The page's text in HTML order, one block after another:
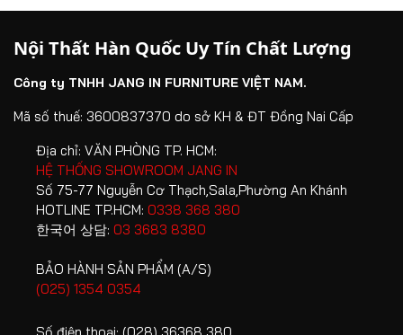
tổ ấm toàn diện với thiết kế chuẩn Hàn Quốc, chất lượng
không gian sống. Không chỉ chú trọng tính thẩm mỹ, Jang
In còn đề cao yếu tố an toàn thông qua việc minh bạch
nguồn gốc nguyên vật liệu và các tiêu chuẩn kiểm định
chất lượng nghiêm ngặt.
1. Vì sao nội thất Hàn Quốc được ưu
chuộng trong không gian sống hiện đại?
Phong cách nội thất Hàn Quốc nổi tiếng với sự cân bằng
Thiết kế tối giản nhưng sang trọng
Loại bỏ những chi tiết cầu kỳ không cần thiết, nội thất
Nội Thất Hàn Quốc Uy Tín Chất Lượng
Công ty TNHH JANG IN FURNITURE VIỆT NAM.
Mã số thuế: 3600837370 do sở KH & ĐT Đồng Nai Cấp
Địa chỉ: VĂN PHÒNG TP. HCM:
HỆ THỐNG SHOWROOM JANG IN
Số 75-77 Nguyễn Cơ Thạch,Sala,Phường An Khánh
HOTLINE TP.HCM: 0338 368 380
한국어 상담: 03 3683 8380
BẢO HÀNH SẢN PHẨM (A/S)
(025) 1354 0354